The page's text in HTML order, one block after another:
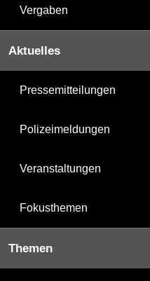
Vergaben
Aktuelles
Pressemitteilungen
Polizeimeldungen
Veranstaltungen
Fokusthemen
Themen